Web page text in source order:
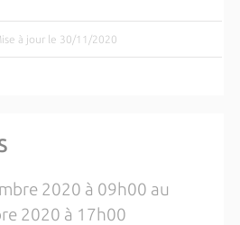
à jour le 30/11/2020
2020 à 09h00 au
2020 à 17h00